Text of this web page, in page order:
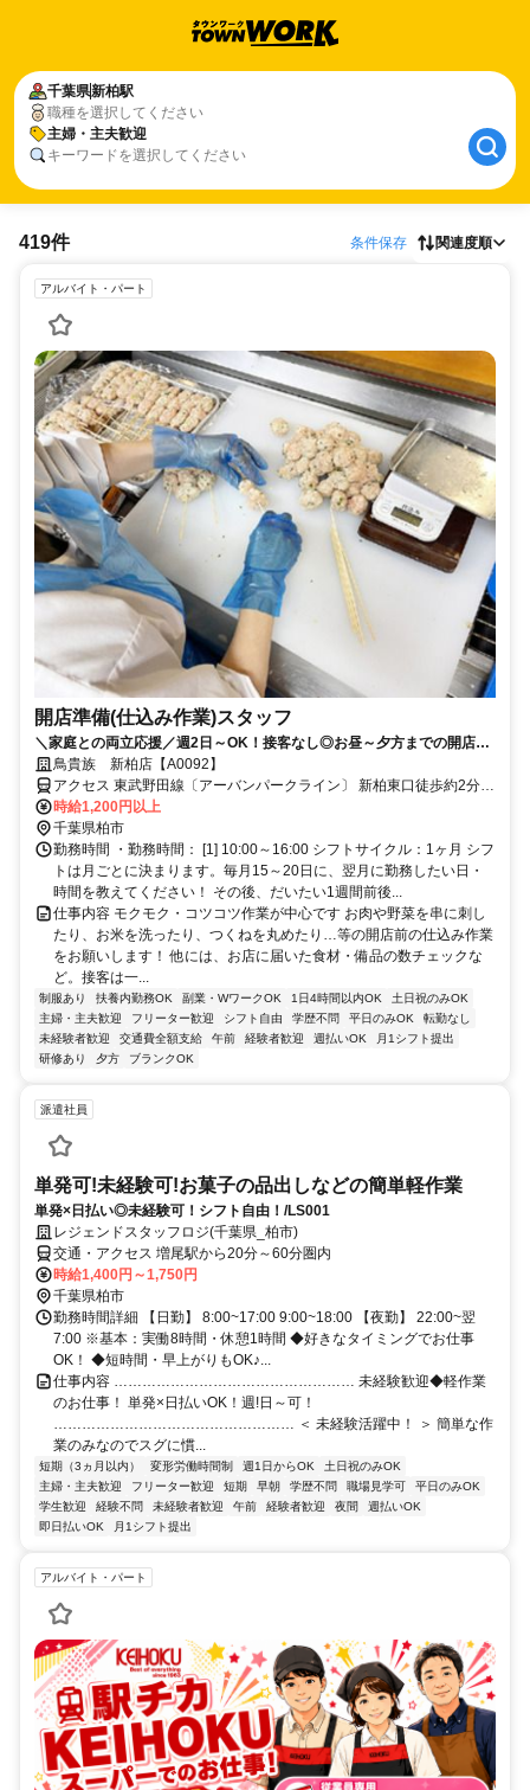
千葉県新柏駅
職種を選択してください
主婦・主夫歓迎
キーワードを選択してください
419件 条件保存 関連度順
アルバイト・パート
開店準備(仕込み作業)スタッフ
＼家庭との両立応援／週2日～OK！接客なし◎お昼～夕方までの開店準
備 鳥貴族 新柏店【A0092】
アクセス 東武野田線〔アーバンパークライン〕 新柏東口徒歩約2分、
東武野田線〔アーバンパークライン〕 増尾西口徒歩約19分、ＪＲ常
磐線 南柏東口徒歩約21分 新柏駅～徒歩1分
時給1,200円以上
千葉県柏市
勤務時間 ・勤務時間： [1] 10:00～16:00 シフトサイクル：1ヶ月 シフ
トは月ごとに決まります。毎月15～20日に、翌月に勤務したい日・
時間を教えてください！ その後、だいたい1週間前後...
仕事内容 モクモク・コツコツ作業が中心です お肉や野菜を串に刺し
たり、お米を洗ったり、つくねを丸めたり…等の開店前の仕込み作業
をお願いします！ 他には、お店に届いた食材・備品の数チェックな
ど。接客は一...
制服あり 扶養内勤務OK 副業・WワークOK 1日4時間以内OK
土日祝のみOK
主婦・主夫歓迎
フリーター歓迎 シフト自由 学歴不問 平日のみOK
転勤なし
未経験者歓迎
交通費全額支給 午前 経験者歓迎 週払いOK
月1シフト提出
研修あり
夕方 ブランクOK
派遣社員
単発可!未経験可!お菓子の品出しなどの簡単軽作業
単発×日払い◎未経験可！シフト自由！/LS001
レジェンドスタッフロジ(千葉県_柏市)
交通・アクセス 増尾駅から20分～60分圏内
時給1,400円～1,750円
千葉県柏市
勤務時間詳細 【日勤】 8:00~17:00 9:00~18:00 【夜勤】 22:00~翌
7:00 ※基本：実働8時間・休憩1時間 ◆好きなタイミングでお仕事
OK！ ◆短時間・早上がりもOK♪...
仕事内容 …………………………………………… 未経験歓迎◆軽作業
のお仕事！ 単発×日払いOK！週!日～可！
…………………………………………… ＜ 未経験活躍中！ ＞ 簡単な作
業のみなのでスグに慣...
短期（3ヵ月以内） 変形労働時間制 週1日からOK
土日祝のみOK
主婦・主夫歓迎
フリーター歓迎 短期 早朝 学歴不問 職場見学可
平日のみOK
学生歓迎
経験不問 未経験者歓迎 午前 経験者歓迎 夜間
週払いOK
即日払いOK
月1シフト提出
アルバイト・パート